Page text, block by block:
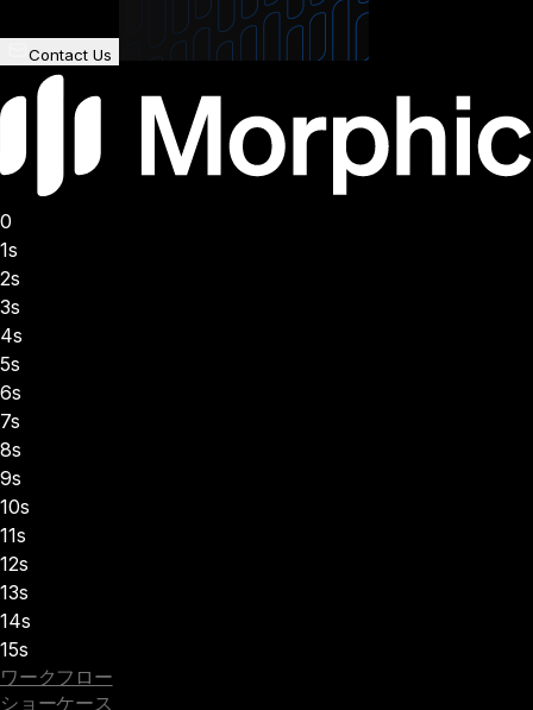
Contact Us
0
1s
2s
3s
4s
5s
6s
7s
8s
9s
10s
11s
12s
13s
14s
15s
ワークフロー
ショーケース